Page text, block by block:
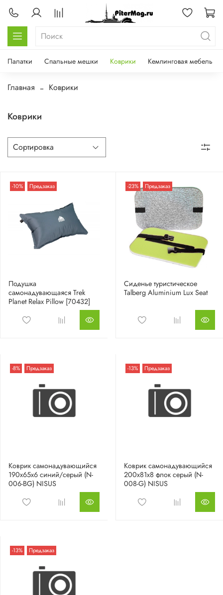
Палатки Спальные мешки Коврики Кемпинговая мебель
Главная Коврики
Коврики
-10% Предзаказ
Подушка
самонадувающаяся Trek
Planet Relax Pillow [70432]
-23% Предзаказ
Сиденье туристическое
Talberg Aluminium Lux Seat
-8% Предзаказ
Коврик самонадувающийся
190x65x6 синий/серый (N-
006-BG) NISUS
-13% Предзаказ
Коврик самонадувающийся
200x81x8 флок серый (N-
008-G) NISUS
-13% Предзаказ